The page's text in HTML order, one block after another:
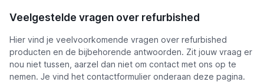
Veelgestelde vragen over refurbished
Hier vind je veelvoorkomende vragen over refurbished
producten en de bijbehorende antwoorden. Zit jouw vraag er
nou niet tussen, aarzel dan niet om contact met ons op te
nemen. Je vind het contactformulier onderaan deze pagina.